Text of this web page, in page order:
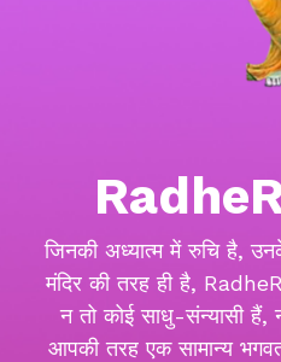
जिनकी अध्यात्म में रुचि है,
मंदिर की तरह ही है,
न तो कोई साधु-संन्यासी
आपकी तरह एक सामान्य